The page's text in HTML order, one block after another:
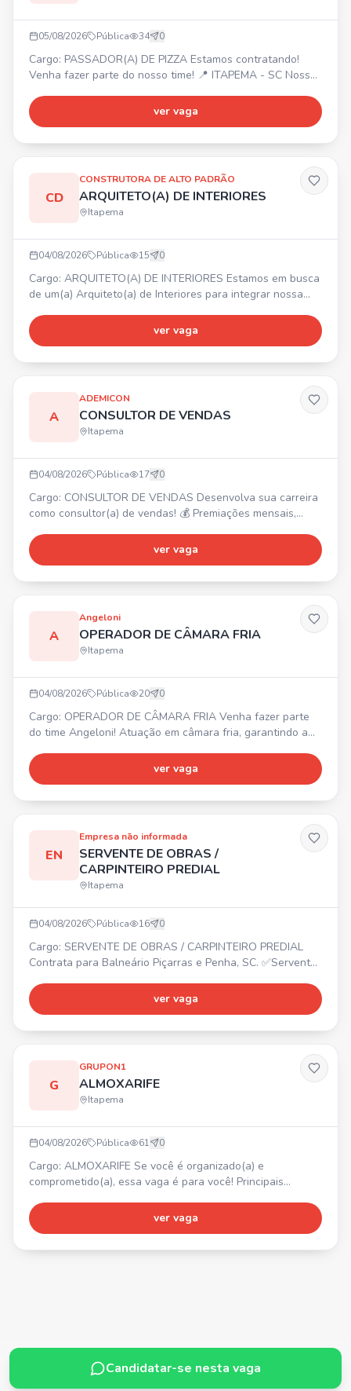
05/08/2026 Pública 34 0
Cargo: PASSADOR(A) DE PIZZA Estamos contratando!
Venha fazer parte do nosso time! 📍 ITAPEMA - SC Nossa
oportunidade de crescimento, reconhecimento e
valorização. Interessados, entrem em contato com Gabriel
ver vaga
CD
CONSTRUTORA DE ALTO PADRÃO
ARQUITETO(A) DE INTERIORES
Itapema
04/08/2026 Pública 15 0
Cargo: ARQUITETO(A) DE INTERIORES Estamos em busca
de um(a) Arquiteto(a) de Interiores para integrar nossa
desenvolvimento de projetos de interiores, elaboração de
layouts, modelagem 3D, levantamento de medidas,
ver vaga
A
ADEMICON
CONSULTOR DE VENDAS
Itapema
04/08/2026 Pública 17 0
Cargo: CONSULTOR DE VENDAS Desenvolva sua carreira
como consultor(a) de vendas! 💰 Premiações mensais,
comprometimento, boa comunicação e proatividade. 📍
Oportunidade para unidade de Itapema.
ver vaga
A
Angeloni
OPERADOR DE CÂMARA FRIA
Itapema
04/08/2026 Pública 20 0
Cargo: OPERADOR DE CÂMARA FRIA Venha fazer parte
do time Angeloni! Atuação em câmara fria, garantindo a
mercadorias. Controle de validade, qualidade e
conservação dos itens. Organização e limpeza do
ver vaga
EN
Empresa não informada
SERVENTE DE OBRAS /
CARPINTEIRO PREDIAL
Itapema
04/08/2026 Pública 16 0
Cargo: SERVENTE DE OBRAS / CARPINTEIRO PREDIAL
Contrata para Balneário Piçarras e Penha, SC. ✅Servente
ver vaga
G
GRUPON1
ALMOXARIFE
Itapema
04/08/2026 Pública 61 0
Cargo: ALMOXARIFE Se você é organizado(a) e
comprometido(a), essa vaga é para você! Principais
equipamentos; • Realizar lançamentos e controlar
entradas e saídas no sistema; • Manter o almoxarifado
ver vaga
Candidatar-se nesta vaga